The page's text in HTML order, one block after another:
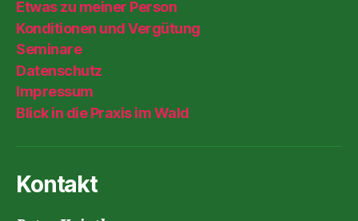
Etwas zu meiner Person
Konditionen und Vergütung
Seminare
Datenschutz
Impressum
Blick in die Praxis im Wald
Kontakt